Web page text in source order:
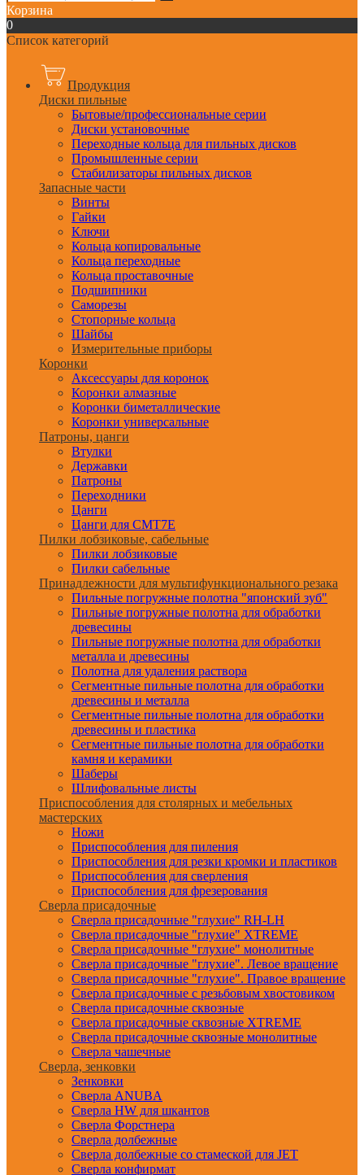
Корзина
0
Список категорий
Продукция
Диски пильные
Бытовые/профессиональные серии
Диски установочные
Переходные кольца для пильных дисков
Промышленные серии
Стабилизаторы пильных дисков
Запасные части
Винты
Гайки
Ключи
Кольца копировальные
Кольца переходные
Кольца проставочные
Подшипники
Саморезы
Стопорные кольца
Шайбы
Измерительные приборы
Коронки
Аксессуары для коронок
Коронки алмазные
Коронки биметаллические
Коронки универсальные
Патроны, цанги
Втулки
Державки
Патроны
Переходники
Цанги
Цанги для CMT7E
Пилки лобзиковые, сабельные
Пилки лобзиковые
Пилки сабельные
Принадлежности для мультифункционального резака
Пильные погружные полотна "японский зуб"
Пильные погружные полотна для обработки
древесины
Пильные погружные полотна для обработки
металла и древесины
Полотна для удаления раствора
Сегментные пильные полотна для обработки
древесины и металла
Сегментные пильные полотна для обработки
древесины и пластика
Сегментные пильные полотна для обработки
камня и керамики
Шаберы
Шлифовальные листы
Приспособления для столярных и мебельных
мастерских
Ножи
Приспособления для пиления
Приспособления для резки кромки и пластиков
Приспособления для сверления
Приспособления для фрезерования
Сверла присадочные
Сверла присадочные "глухие" RH-LH
Сверла присадочные "глухие" XTREME
Сверла присадочные "глухие" монолитные
Сверла присадочные "глухие". Левое вращение
Сверла присадочные "глухие". Правое вращение
Сверла присадочные с резьбовым хвостовиком
Сверла присадочные сквозные
Сверла присадочные сквозные XTREME
Сверла присадочные сквозные монолитные
Сверла чашечные
Сверла, зенковки
Зенковки
Сверла ANUBA
Сверла HW для шкантов
Сверла Форстнера
Сверла долбежные
Сверла долбежные со стамеской для JET
Сверла конфирмат